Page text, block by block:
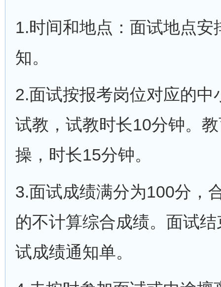
1.时间和地点：面试地点
知。
2.面试按报考岗位对应的
试教，试教时长10分钟。
操，时长15分钟。
3.面试成绩满分为100分，
的不计算综合成绩。面试
试成绩通知单。